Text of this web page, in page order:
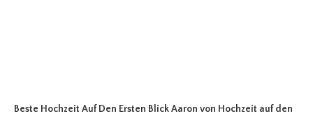
Beste Hochzeit Auf Den Ersten Blick Aaron von Hochzeit auf den